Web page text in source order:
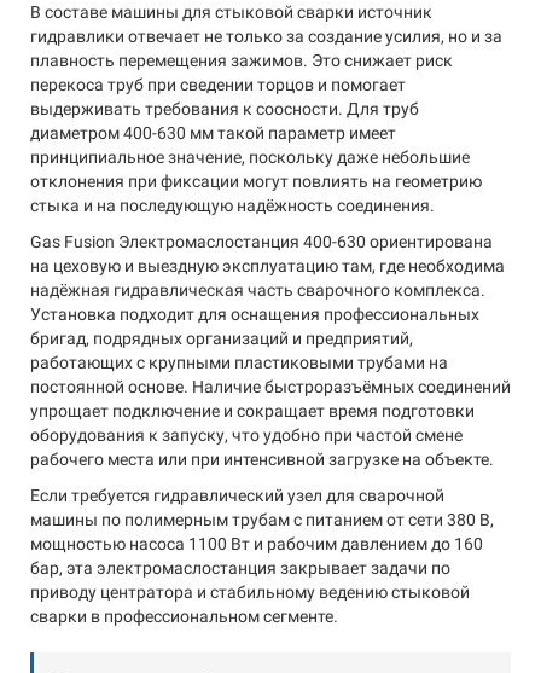
В составе машины для стыковой сварки источник
гидравлики отвечает не только за создание усилия, но и за
плавность перемещения зажимов. Это снижает риск
перекоса труб при сведении торцов и помогает
выдерживать требования к соосности. Для труб
диаметром 400-630 мм такой параметр имеет
принципиальное значение, поскольку даже небольшие
отклонения при фиксации могут повлиять на геометрию
стыка и на последующую надёжность соединения.
Gas Fusion Электромаслостанция 400-630 ориентирована
на цеховую и выездную эксплуатацию там, где необходима
надёжная гидравлическая часть сварочного комплекса.
Установка подходит для оснащения профессиональных
бригад, подрядных организаций и предприятий,
работающих с крупными пластиковыми трубами на
постоянной основе. Наличие быстроразъёмных соединений
упрощает подключение и сокращает время подготовки
оборудования к запуску, что удобно при частой смене
рабочего места или при интенсивной загрузке на объекте.
Если требуется гидравлический узел для сварочной
машины по полимерным трубам с питанием от сети 380 В,
мощностью насоса 1100 Вт и рабочим давлением до 160
бар, эта электромаслостанция закрывает задачи по
приводу центратора и стабильному ведению стыковой
сварки в профессиональном сегменте.